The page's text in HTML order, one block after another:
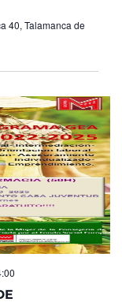
40, Talamanca de